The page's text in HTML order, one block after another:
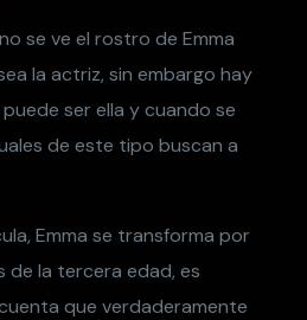
se ve el rostro de Emma
la actriz, sin embargo hay
ser ella y cuando se
de este tipo buscan a
Emma se transforma por
de la tercera edad, es
que verdaderamente